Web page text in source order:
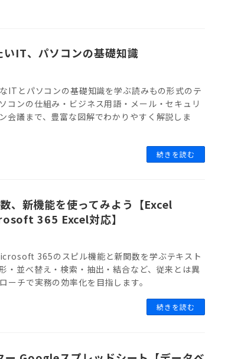
いIT、パソコンの基礎知識
ITとパソコンの基礎知識を学ぶ読みもの形式のテ
コンの仕組み・ビジネス用語・メール・セキュリ
会議まで、豊富な図解でわかりやすく解説しま
続きを読む
、新機能を使ってみよう【Excel
365 Excel対応】
365のスピル機能と新関数を学ぶテキスト
・並べ替え・検索・抽出・結合など、従来とは異
ーチで実務の効率化を目指します。
続きを読む